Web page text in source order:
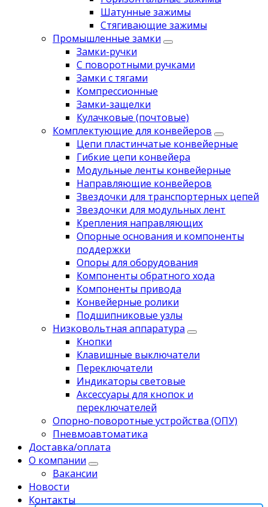
Шатунные зажимы
Стягивающие зажимы
Промышленные замки
Замки-ручки
С поворотными ручками
Замки с тягами
Компрессионные
Замки-защелки
Кулачковые (почтовые)
Комплектующие для конвейеров
Цепи пластинчатые конвейерные
Гибкие цепи конвейера
Модульные ленты конвейерные
Направляющие конвейеров
Звездочки для транспортерных цепей
Звездочки для модульных лент
Крепления направляющих
Опорные основания и компоненты
поддержки
Опоры для оборудования
Компоненты обратного хода
Компоненты привода
Koнвейерныe pолики
Подшипниковые узлы
Низковольтная аппаратура
Кнопки
Клавишные выключатели
Переключатели
Индикаторы световые
Аксессуары для кнопок и
переключателей
Опорно-поворотные устройства (ОПУ)
Пневмоавтоматика
Доставка/оплата
О компании
Вакансии
Новости
Контакты